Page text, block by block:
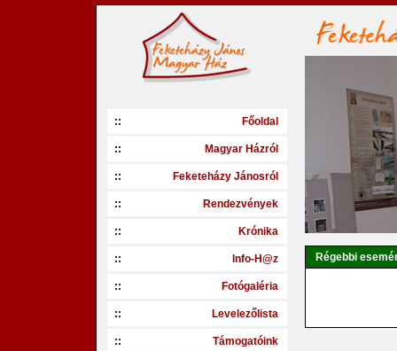
:: Főoldal
:: Magyar Házról
:: Feketeházy Jánosról
:: Rendezvények
:: Krónika
:: Info-H@z
:: Fotógaléria
:: Levelezőlista
:: Támogatóink
Régebbi